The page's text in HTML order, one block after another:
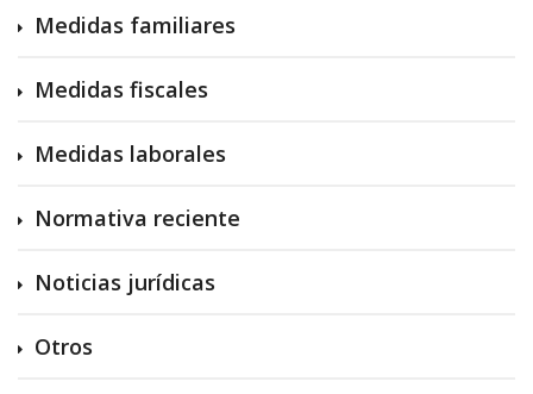
Medidas familiares
Medidas fiscales
Medidas laborales
Normativa reciente
Noticias jurídicas
Otros